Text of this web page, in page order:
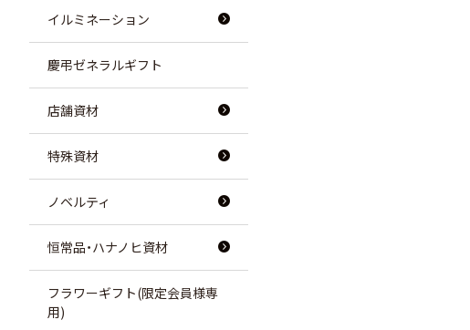
イルミネーション
慶弔ゼネラルギフト
店舗資材
特殊資材
ノベルティ
恒常品・ハナノヒ資材
フラワーギフト(限定会員様専
用)